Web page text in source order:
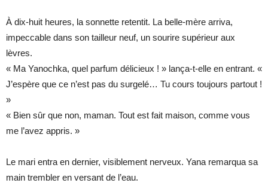
À dix-huit heures, la sonnette retentit. La belle-mère arriva,
impeccable dans son tailleur neuf, un sourire supérieur aux
lèvres.
« Ma Yanochka, quel parfum délicieux ! » lança-t-elle en entrant. «
J’espère que ce n’est pas du surgelé… Tu cours toujours partout !
»
« Bien sûr que non, maman. Tout est fait maison, comme vous
me l’avez appris. »
Le mari entra en dernier, visiblement nerveux. Yana remarqua sa
main trembler en versant de l’eau.